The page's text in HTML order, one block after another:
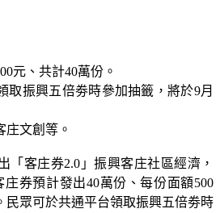
元、共計40萬份。
取振興五倍劵時參加抽籤，將於9月
庄文創等。
「客庄券2.0」振興客庄社區經濟，
券預計發出40萬份、每份面額500
民眾可於共通平台領取振興五倍劵時